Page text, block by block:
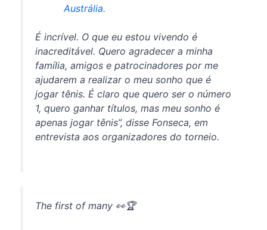
Austrália.
É incrível. O que eu estou vivendo é
inacreditável. Quero agradecer a minha
família, amigos e patrocinadores por me
ajudarem a realizar o meu sonho que é
jogar tênis. É claro que quero ser o número
1, quero ganhar títulos, mas meu sonho é
apenas jogar tênis”, disse Fonseca, em
entrevista aos organizadores do torneio.
The first of many 👀🏆